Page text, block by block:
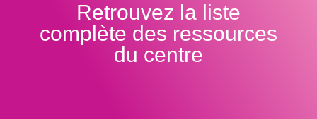
Retrouvez la liste
complète des ressources
du centre